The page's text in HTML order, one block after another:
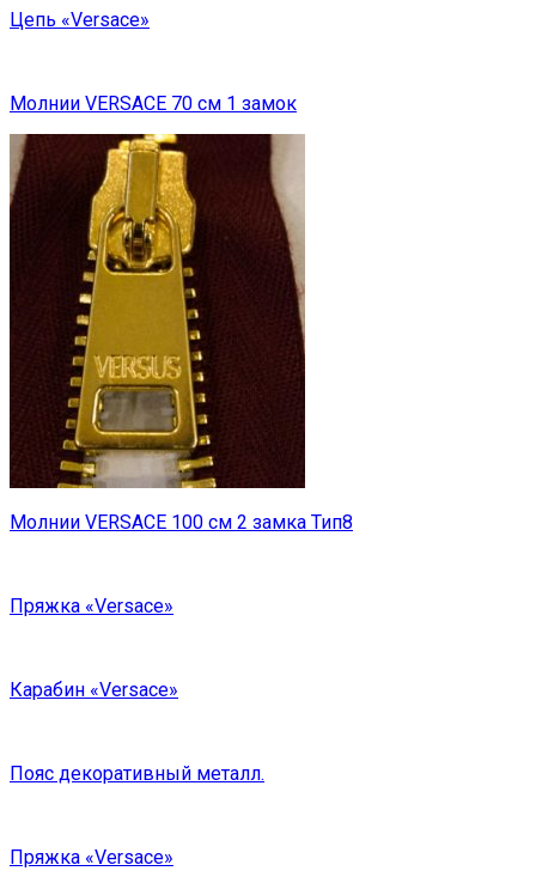
Цепь «Versace»
Молнии VERSACE 70 см 1 замок
Молнии VERSACE 100 см 2 замка Тип8
Пряжка «Versace»
Карабин «Versace»
Пояс декоративный металл.
Пряжка «Versace»